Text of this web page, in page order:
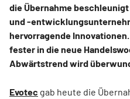
die Übernahme
und -
hervorragende
fester in die neue
Abwärtstrend wird
Evotec gab heute die